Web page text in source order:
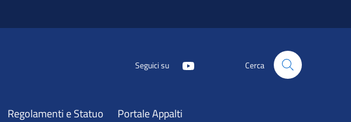
Seguici su Cerca
Regolamenti e Statuo Portale Appalti